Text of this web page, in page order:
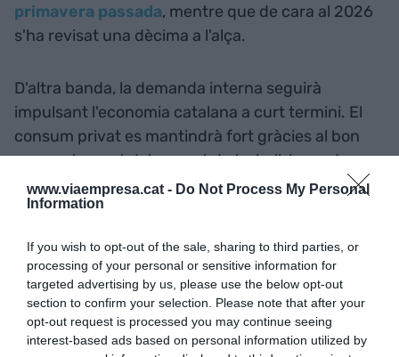
www.viaempresa.cat - Do Not Process My Personal
Information
If you wish to opt-out of the sale, sharing to third parties, or
processing of your personal or sensitive information for
targeted advertising by us, please use the below opt-out
section to confirm your selection. Please note that after your
opt-out request is processed you may continue seeing
interest-based ads based on personal information utilized by
primavera passada, mentre que de cara al 2026
s'ha revisat una dècima a l'alça.
D'altra banda, la demanda interna seguirà
impulsant l'economia catalana a curt termini. El
consum privat es mantindrà fort gràcies al bon
comportament del mercat de treball, la renda
disponible i el creixement de la població. La
inversió serà el component de la demanda interna
guanyarà protagonisme com a motor de
creixement, segons el Departament d'Economia i
Finances. Hi influiran positivament la millora de
les condicions de finançament, el baix nivell
d'endeutament empresarial o el suport dels fons